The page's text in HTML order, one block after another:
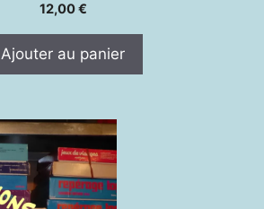
12,00€
Ajouter au panier